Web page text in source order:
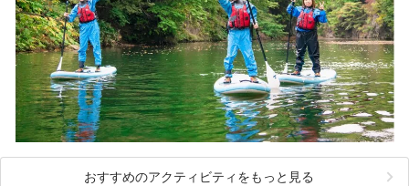
おすすめのアクティビティをもっと見る